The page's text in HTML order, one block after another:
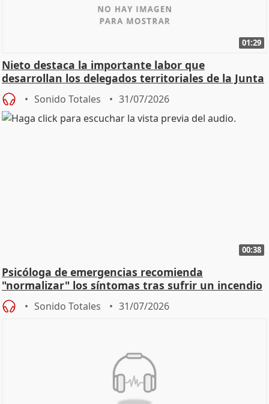
01:29
Nieto destaca la importante labor que
desarrollan los delegados territoriales de la Junta
Sonido Totales 31/07/2026
00:38
Psicóloga de emergencias recomienda
"normalizar" los síntomas tras sufrir un incendio
Sonido Totales 31/07/2026